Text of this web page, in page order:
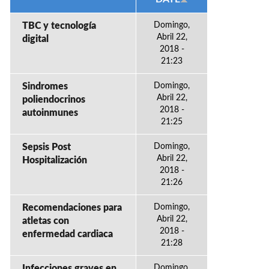
TBC y tecnología
digital
Domingo,
Abril 22,
2018 -
21:23
Sindromes
poliendocrinos
autoinmunes
Domingo,
Abril 22,
2018 -
21:25
Sepsis Post
Hospitalización
Domingo,
Abril 22,
2018 -
21:26
Recomendaciones para
atletas con
enfermedad cardiaca
Domingo,
Abril 22,
2018 -
21:28